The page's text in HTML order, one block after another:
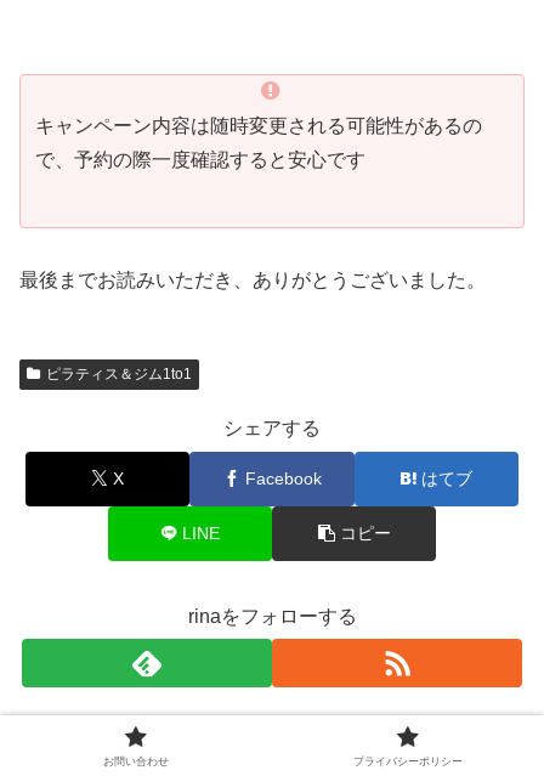
キャンペーン内容は随時変更される可能性があるの
で、予約の際一度確認すると安心です
最後までお読みいただき、ありがとうございました。
ピラティス＆ジム1to1
シェアする
X Facebook はてブ
LINE コピー
rinaをフォローする
コメント
お問い合わせ プライバシーポリシー